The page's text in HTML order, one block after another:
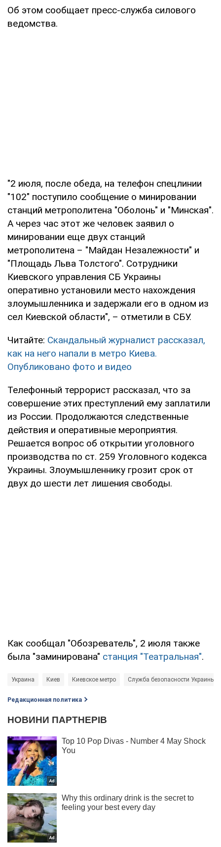
Об этом сообщает пресс-служба силового
ведомства.
"2 июля, после обеда, на телефон спецлинии
"102" поступило сообщение о минировании
станций метрополитена "Оболонь" и "Минская".
А через час этот же человек заявил о
минировании еще двух станций
метрополитена – "Майдан Незалежности" и
"Площадь Льва Толстого". Сотрудники
Киевского управления СБ Украины
оперативно установили место нахождения
злоумышленника и задержали его в одном из
сел Киевской области", – отметили в СБУ.
Читайте: Скандальный журналист рассказал,
как на него напали в метро Киева.
Опубликовано фото и видео
Телефонный террорист рассказал, что за
совершение этих преступлений ему заплатили
из России. Продолжаются следственные
действия и оперативные мероприятия.
Решается вопрос об открытии уголовного
производства по ст. 259 Уголовного кодекса
Украины. Злоумышленнику грозит срок от
двух до шести лет лишения свободы.
Как сообщал "Обозреватель", 2 июля также
была "заминирована" станция "Театральная".
Украина Киев Киевское метро Служба безопасности Украины
Редакционная политика